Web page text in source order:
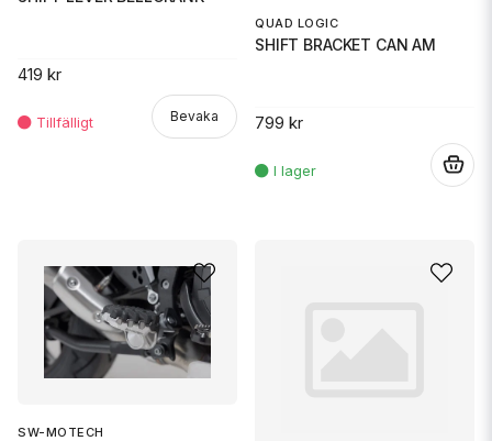
419 kr
Bevaka
QUAD LOGIC
SHIFT BRACKET CAN AM
799 kr
SW-MOTECH